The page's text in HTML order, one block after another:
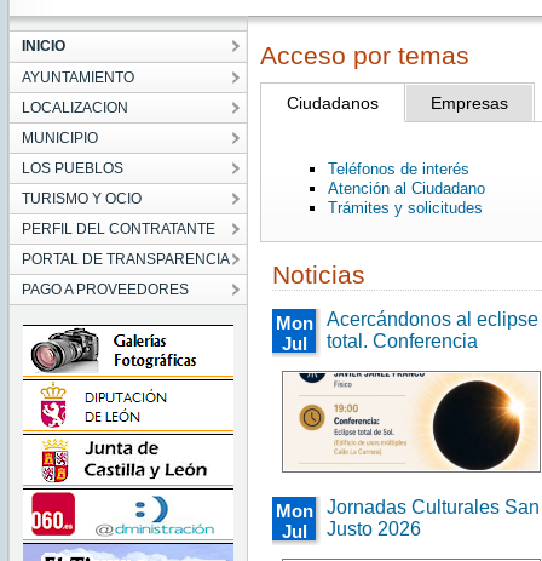
INICIO
AYUNTAMIENTO
LOCALIZACION
MUNICIPIO
LOS PUEBLOS
TURISMO Y OCIO
PERFIL DEL CONTRATANTE
PORTAL DE TRANSPARENCIA
PAGO A PROVEEDORES
Acceso por temas
Ciudadanos Empresas
Teléfonos de interés
Atención al Ciudadano
Trámites y solicitudes
Noticias
Mon
Jul
00:00:00
CEST
2026
Jul 27
00:00:00
2026
Acercándonos al eclipse
total. Conferencia
Mon
Jul
Jornadas Culturales San
Justo 2026